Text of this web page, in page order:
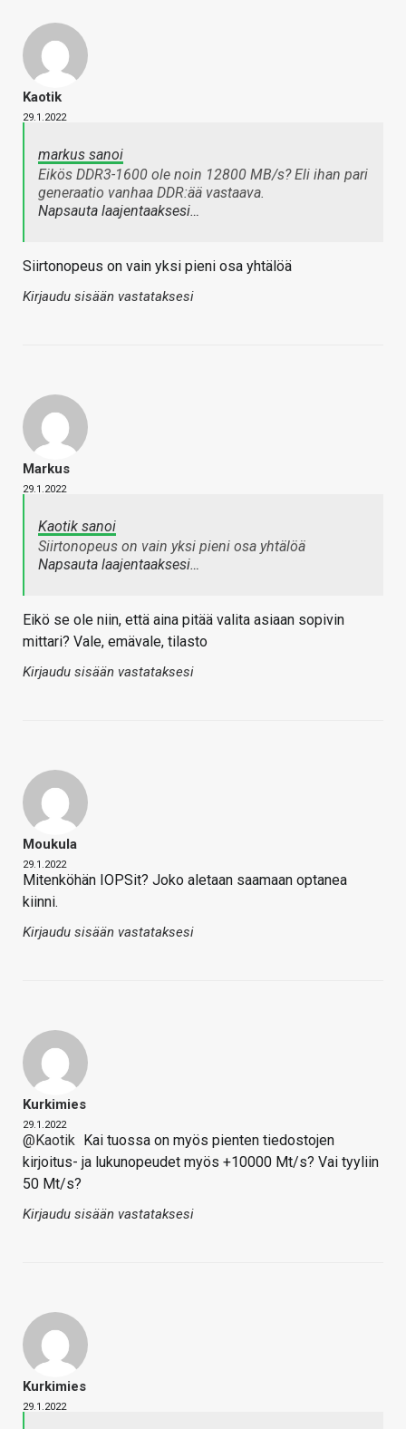
Kaotik
29.1.2022
markus sanoi
Eikös DDR3-1600 ole noin 12800 MB/s? Eli ihan pari
generaatio vanhaa DDR:ää vastaava.
Napsauta laajentaaksesi…
Siirtonopeus on vain yksi pieni osa yhtälöä
Kirjaudu sisään vastataksesi
Markus
29.1.2022
Kaotik sanoi
Siirtonopeus on vain yksi pieni osa yhtälöä
Napsauta laajentaaksesi…
Eikö se ole niin, että aina pitää valita asiaan sopivin
mittari? Vale, emävale, tilasto
Kirjaudu sisään vastataksesi
Moukula
29.1.2022
Mitenköhän IOPSit? Joko aletaan saamaan optanea
kiinni.
Kirjaudu sisään vastataksesi
Kurkimies
29.1.2022
@Kaotik
Kai tuossa on myös pienten tiedostojen
kirjoitus- ja lukunopeudet myös +10000 Mt/s? Vai tyyliin
50 Mt/s?
Kirjaudu sisään vastataksesi
Kurkimies
29.1.2022